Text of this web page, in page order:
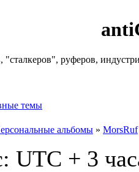
"сталкеров", руферов,
темы
альбомы » MorsRuf
UTC + 3